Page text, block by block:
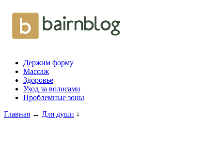
Держим форму
Массаж
Здоровье
Уход за волосами
Проблемные зоны
Главная → Для души ↓